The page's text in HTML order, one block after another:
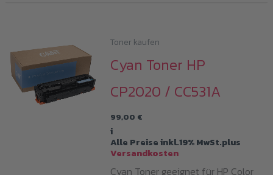
Toner kaufen
Cyan Toner HP
CP2020 / CC531A
99,00 €
i
Alle Preise inkl.19% MwSt.plus
Versandkosten
Cyan Toner geeignet für HP Color